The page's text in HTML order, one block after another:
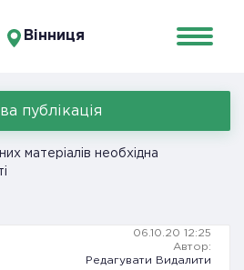
Вінниця
публікація
матеріалів необхідна
06.10.20 12:25
Автор:
Редагувати
Видалити